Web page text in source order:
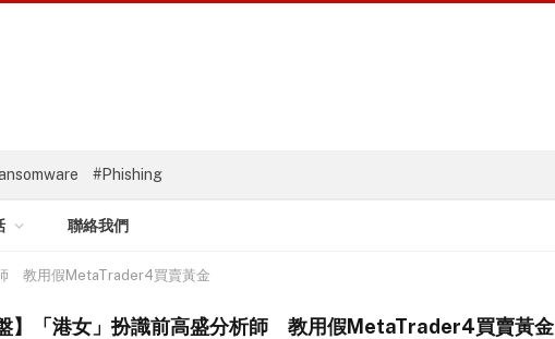
#Phishing
聯絡我們
教用假MetaTrader4買賣黃金
】「港女」扮識前高盛分析師 教用假MetaTrader4買賣黃金